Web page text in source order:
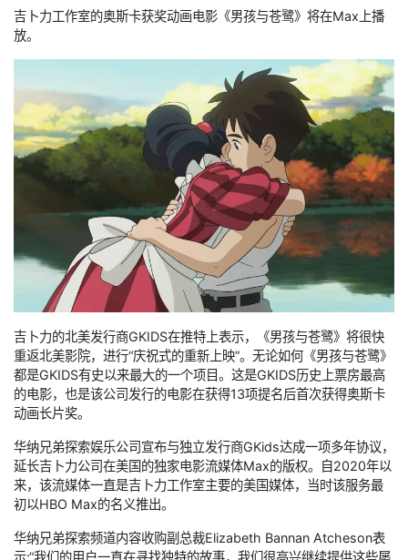
吉卜力工作室的奥斯卡获奖动画电影《男孩与苍鹭》将在Max上播
放。
吉卜力的北美发行商GKIDS在推特上表示，《男孩与苍鹭》将很快
重返北美影院，进行“庆祝式的重新上映”。无论如何《男孩与苍鹭》
都是GKIDS有史以来最大的一个项目。这是GKIDS历史上票房最高
的电影，也是该公司发行的电影在获得13项提名后首次获得奥斯卡
动画长片奖。
华纳兄弟探索娱乐公司宣布与独立发行商GKids达成一项多年协议，
延长吉卜力公司在美国的独家电影流媒体Max的版权。自2020年以
来，该流媒体一直是吉卜力工作室主要的美国媒体，当时该服务最
初以HBO Max的名义推出。
华纳兄弟探索频道内容收购副总裁Elizabeth Bannan Atcheson表